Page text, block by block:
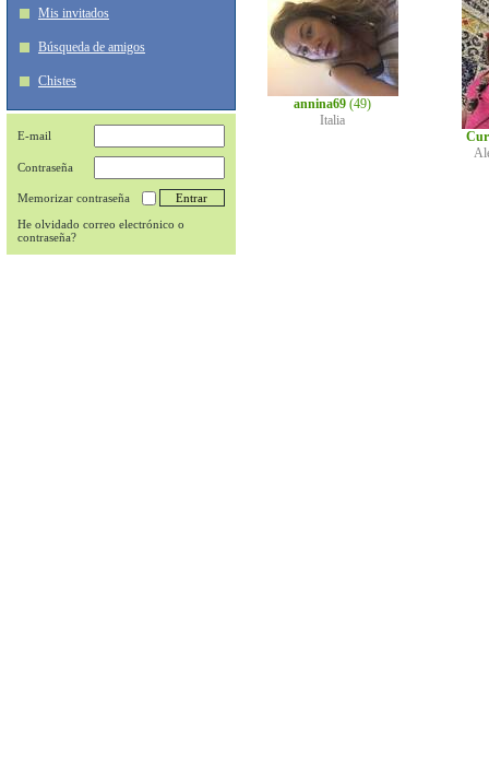
Mis invitados
Búsqueda de amigos
Chistes
E-mail
Contraseña
Memorizar contraseña
He olvidado correo electrónico o
contraseña?
annina69 (49)
Italia